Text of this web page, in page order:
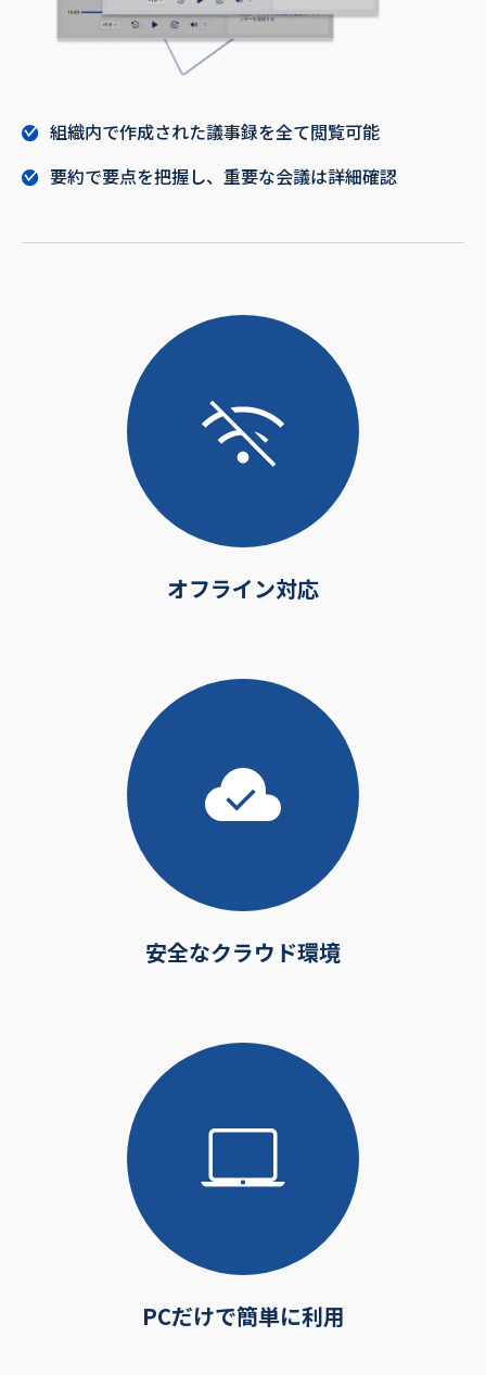
組織内で作成された議事録を全て閲覧可能
要約で要点を把握し、重要な会議は詳細確認
オフライン対応
安全なクラウド環境
PCだけで簡単に利用